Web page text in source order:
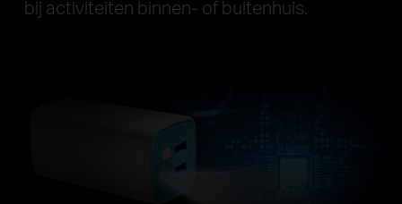
bij activiteiten binnen- of buitenhuis.